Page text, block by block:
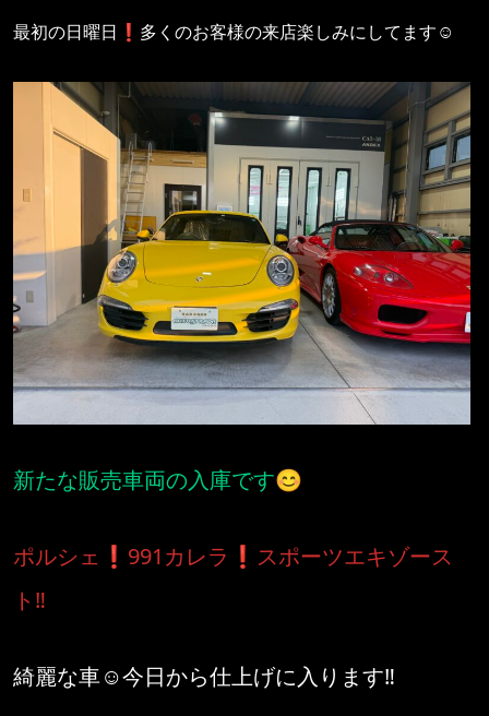
最初の日曜日❗️多くのお客様の来店楽しみにしてます☺️
新たな販売車両の入庫です😊
ポルシェ❗️991カレラ❗️スポーツエキゾース
ト‼️
綺麗な車☺️今日から仕上げに入ります‼️